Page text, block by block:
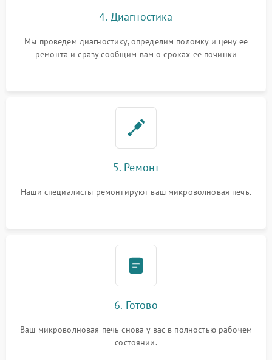
4. Диагностика
Мы проведем диагностику, определим поломку и цену ее
ремонта и сразу сообщим вам о сроках ее починки
5. Ремонт
Наши специалисты ремонтируют ваш микроволновая печь.
6. Готово
Ваш микроволновая печь снова у вас в полностью рабочем
состоянии.